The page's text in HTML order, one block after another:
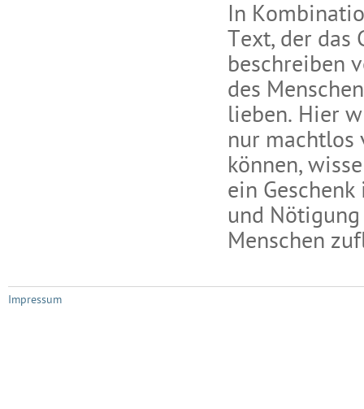
In
Text, der das
beschreiben
des
lieben. Hier
nur machtlos
können,
ein
und
Menschen
Impressum